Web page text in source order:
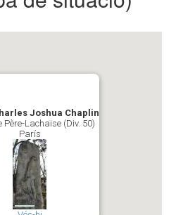
Joshua Chaplin
Père-Lachaise (Div. 50)
París